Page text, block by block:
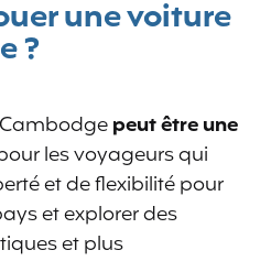
une voiture
?
peut être une
les voyageurs qui
et de flexibilité pour
et explorer des
et plus